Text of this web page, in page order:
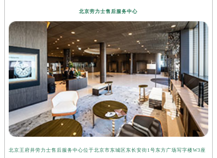
北京劳力士售后服务中心
北京王府井劳力士售后服务中心位于北京市东城区东长安街1号东方广场写字楼W3座